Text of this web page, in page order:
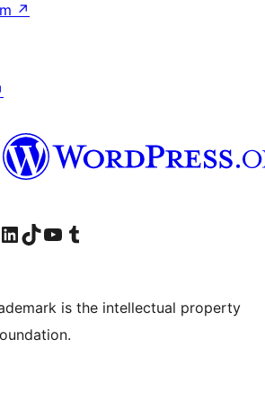
↗
Instagram account
Visit our LinkedIn account
Visit our TikTok account
Näytä YouTube-kanava
Visit our Tumblr account
is the intellectual property